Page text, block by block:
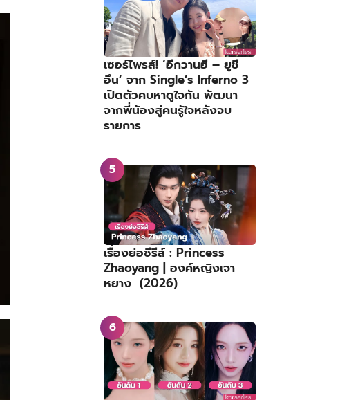
เซอร์ไพรส์! ‘อีกวานฮี – ยูชี
อึน’ จาก Single’s Inferno 3
เปิดตัวคบหาดูใจกัน พัฒนา
จากพี่น้องสู่คนรู้ใจหลังจบ
รายการ
เรื่องย่อซีรีส์ : Princess
Zhaoyang | องค์หญิงเจา
หยาง (2026)